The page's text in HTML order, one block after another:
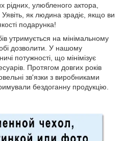
улюбленого актора,
Уявіть, як людина зрадіє, якщо ви
подарунка!
утримується на мінімальному
дозволити. У нашому
потужності, що мінімізує
Протягом довгих років
зв'язки з виробниками
бездоганну продукцію.